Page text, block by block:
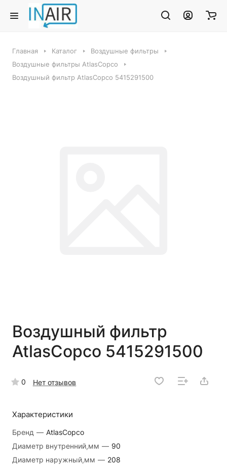
Главная Каталог
Воздушные фильтры
Воздушные фильтры AtlasCopco
Воздушный фильтр AtlasCopco 5415291500
Воздушный фильтр
AtlasCopco 5415291500
0 Нет отзывов
Характеристики
Бренд — AtlasCopco
Диаметр внутренний,мм — 90
Диаметр наружный,мм — 208